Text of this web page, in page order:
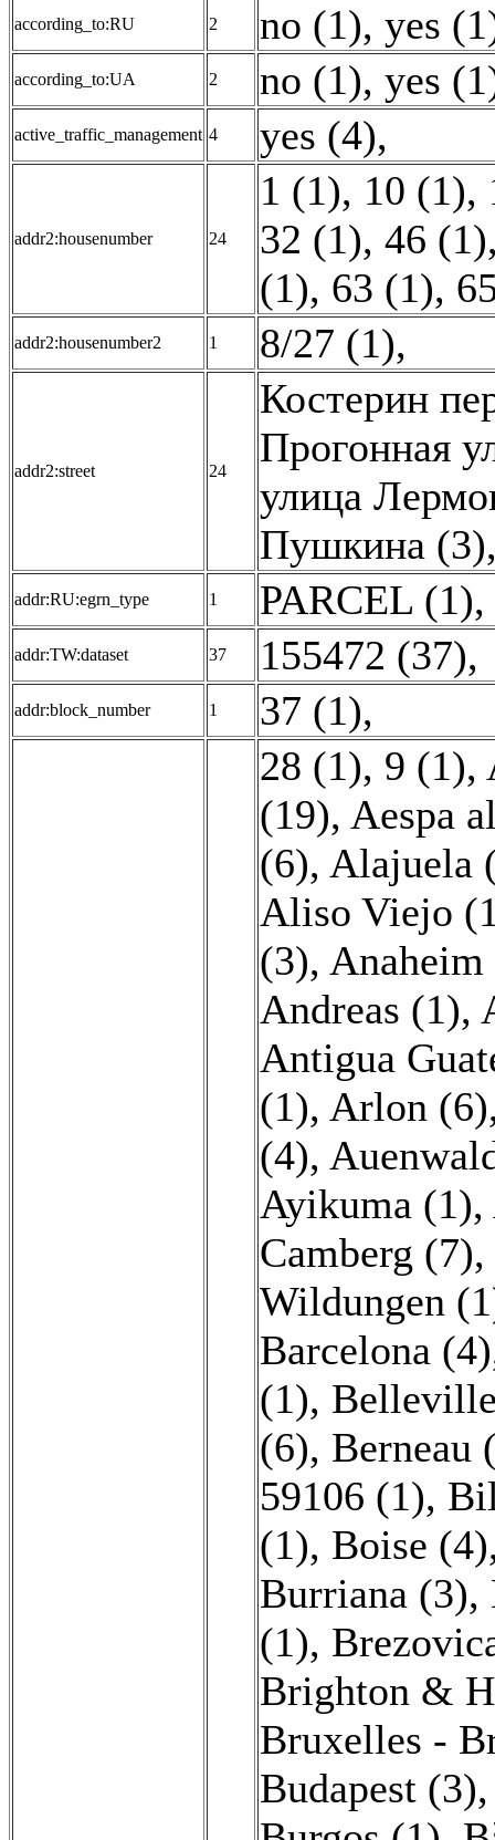
according_to:RU 2 no (1), yes
according_to:UA 2 no (1), yes
active_traffic_management 4 yes (4),
addr2:housenumber 24
1 (1), 10 (1),
32 (1), 46 (1)
(1), 63 (1),
addr2:housenumber2 1 8/27 (1),
addr2:street 24
Костерин
Прогонная
улица
Пушкина (3)
addr:RU:egrn_type 1 PARCEL (1),
addr:TW:dataset 37 155472 (37),
addr:block_number 1 37 (1),
28 (1), 9 (1),
(19), Aespa
(6), Alajuela
Aliso Viejo
(3),
Andreas (1),
Antigua
(1), Arlon (6)
(4),
Ayikuma (1),
Camberg (7),
Wildungen
Barcelona (4)
(1),
(6), Berneau
59106 (1),
(1), Boise (4)
Burriana (3),
(1),
Brighton &
Bruxelles -
Budapest (3)